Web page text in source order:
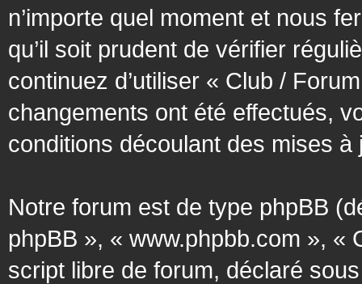
n’importe quel moment et nous
qu’il soit prudent de vérifier
continuez d’utiliser « Club /
changements ont été effectués,
conditions découlant des mises
Notre forum est de type phpBB
phpBB », « www.phpbb.com », «
script libre de forum, déclaré